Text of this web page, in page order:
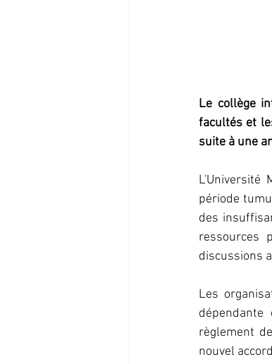
Le collège
facultés et
suite à une
L'Université
période
des
ressources
discussions
Les
règlement
nouvel